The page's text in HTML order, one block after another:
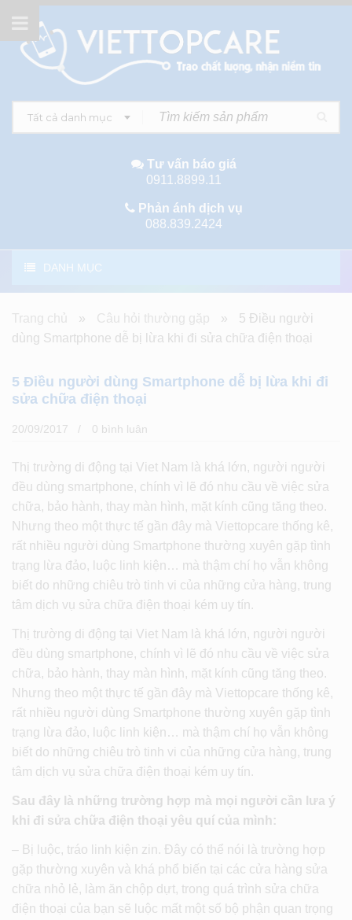
Tất cả danh mục
Tư vấn báo giá
0911.8899.11
Phản ánh dịch vụ
088.839.2424
DANH MỤC
Trang chủ » Câu hỏi thường gặp »
5 Điều người
dùng Smartphone dễ bị lừa khi đi sửa chữa điện thoại
5 Điều người dùng Smartphone dễ bị lừa khi đi
sửa chữa điện thoại
20/09/2017 0 bình luân
Thị trường di động tại Viet Nam là khá lớn, người người
đều dùng smartphone, chính vì lẽ đó nhu cầu về việc sửa
chữa, bảo hành, thay màn hình, mặt kính cũng tăng theo.
Nhưng theo một thực tế gần đây mà Viettopcare thống kê,
rất nhiều người dùng Smartphone thường xuyên gặp tình
trạng lừa đảo, luộc linh kiện… mà thậm chí họ vẫn không
biết do những chiêu trò tinh vi của những cửa hàng, trung
tâm dịch vụ sửa chữa điện thoại kém uy tín.
Thị trường di động tại Viet Nam là khá lớn, người người
đều dùng smartphone, chính vì lẽ đó nhu cầu về việc sửa
chữa, bảo hành, thay màn hình, mặt kính cũng tăng theo.
Nhưng theo một thực tế gần đây mà Viettopcare thống kê,
rất nhiều người dùng Smartphone thường xuyên gặp tình
trạng lừa đảo, luộc linh kiện… mà thậm chí họ vẫn không
biết do những chiêu trò tinh vi của những cửa hàng, trung
tâm dịch vụ sửa chữa điện thoại kém uy tín.
Sau đây là những trường hợp mà mọi người cần lưa ý
khi đi sửa chữa điện thoại yêu quí của mình:
– Bị luộc, tráo linh kiện zin. Đây có thể nói là trường hợp
gặp thường xuyên và khá phổ biến tại các cửa hàng sửa
chữa nhỏ lẻ, làm ăn chộp dựt, trong quá trình sửa chữa
điện thoại của bạn sẽ luộc mất một số bộ phận quan trọng